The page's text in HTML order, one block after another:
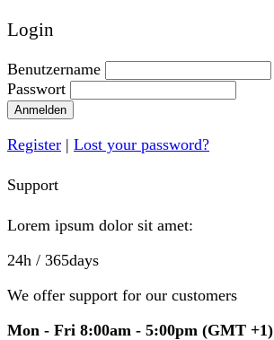
Login
Benutzername
Passwort
Anmelden
Register | Lost your password?
Support
Lorem ipsum dolor sit amet:
24h / 365days
We offer support for our customers
Mon - Fri 8:00am - 5:00pm (GMT +1)